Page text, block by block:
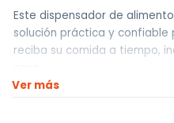
Este dispensador de
solución práctica y
reciba su comida a tiempo,
Diseño seguro y resistente:
Ver más